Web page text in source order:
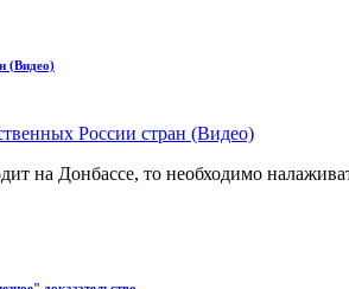
(Видео)
на Донбассе, то необходимо